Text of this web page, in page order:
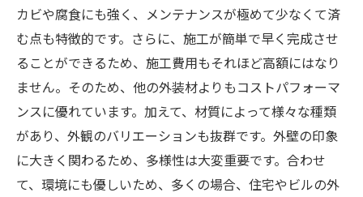
カビや腐食にも強く、メンテナンスが極めて少なくて済
む点も特徴的です。さらに、施工が簡単で早く完成させ
ることができるため、施工費用もそれほど高額にはなり
ません。そのため、他の外装材よりもコストパフォーマ
ンスに優れています。加えて、材質によって様々な種類
があり、外観のバリエーションも抜群です。外壁の印象
に大きく関わるため、多様性は大変重要です。合わせ
て、環境にも優しいため、多くの場合、住宅やビルの外